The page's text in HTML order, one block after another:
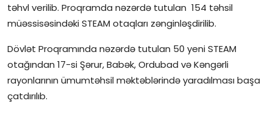
təhvl verilib. Proqramda nəzərdə tutulan 154 təhsil
müəssisəsindəki STEAM otaqları zənginləşdirilib.
Dövlət Proqramında nəzərdə tutulan 50 yeni STEAM
otağından 17-si Şərur, Babək, Ordubad və Kəngərli
rayonlarının ümumtəhsil məktəblərində yaradılması başa
çatdırılıb.